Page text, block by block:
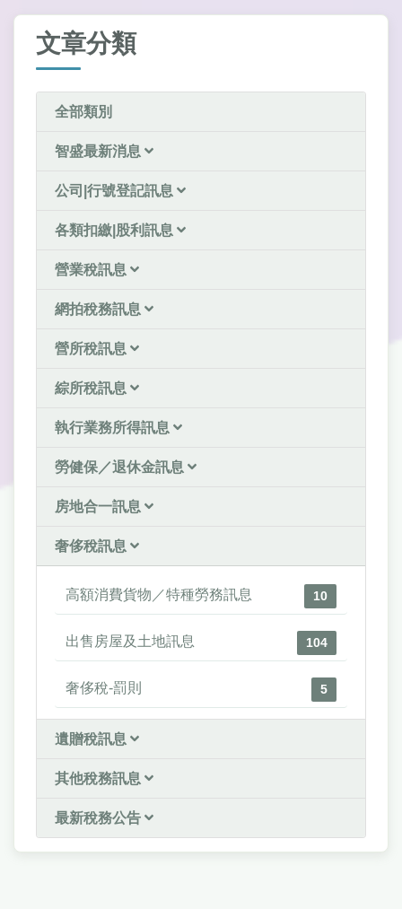
文章分類
全部類別
智盛最新消息
公司|行號登記訊息
各類扣繳|股利訊息
營業稅訊息
網拍稅務訊息
營所稅訊息
綜所稅訊息
執行業務所得訊息
勞健保／退休金訊息
房地合一訊息
奢侈稅訊息
高額消費貨物／特種勞務訊息 10
出售房屋及土地訊息 104
奢侈稅-罰則 5
遺贈稅訊息
其他稅務訊息
最新稅務公告